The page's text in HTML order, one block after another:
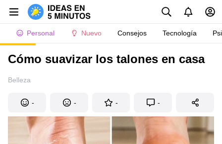
Personal Nuevo Consejos Tecnología
Cómo suavizar los talones en casa
Belleza
- - - -